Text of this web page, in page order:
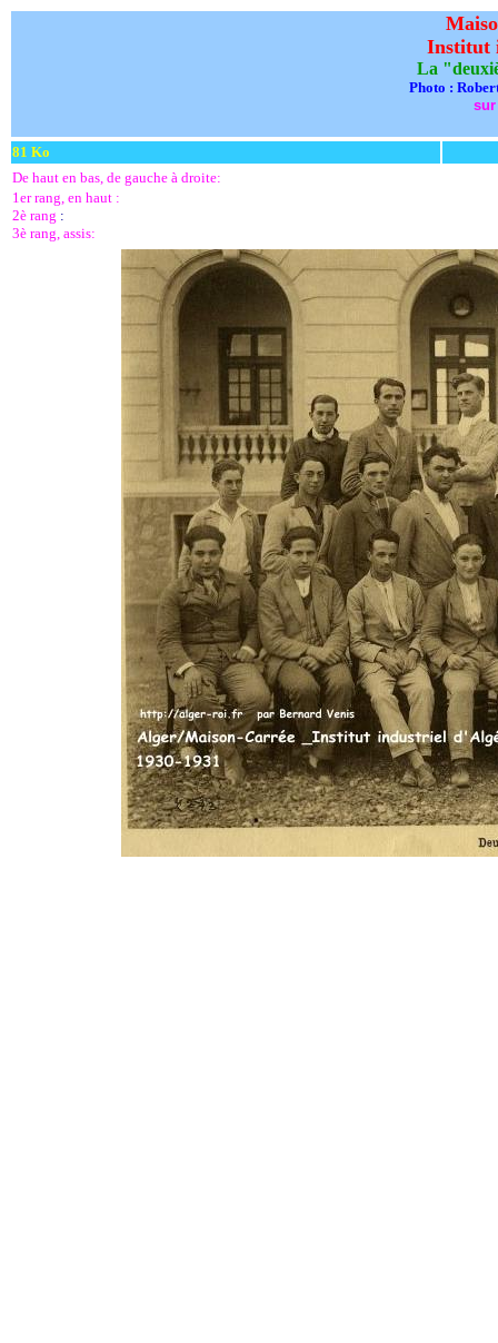
Institut
La
Photo :
sur
81 Ko
De haut en bas, de gauche à droite:
1er rang, en haut :
2è rang :
3è rang, assis: